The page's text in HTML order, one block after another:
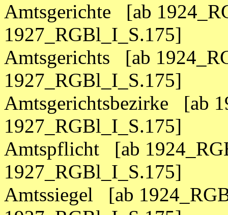
Amtsgerichte [ab
1927_RGBl_I_S.175]
Amtsgerichts [ab
1927_RGBl_I_S.175]
Amtsgerichtsbezirke [ab
1927_RGBl_I_S.175]
Amtspflicht [ab
1927_RGBl_I_S.175]
Amtssiegel [ab